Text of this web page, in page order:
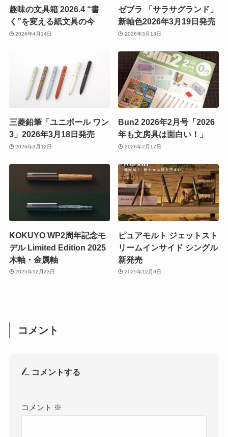
趣味の文具箱 2026.4 “書
く”を変える紙文具の今
2026年4月14日
ゼブラ 「サラサグランド」
新軸色2026年3月19日発売
2026年3月13日
三菱鉛筆「ユニボール ワン
3」2026年3月18日発売
2026年3月12日
Bun2 2026年2月号「2026
年も文房具は面白い！」
2026年2月17日
KOKUYO WP2周年記念モ
デル Limited Edition 2025
木軸・金属軸
2025年12月23日
ピュアモルト ジェットスト
リームインサイド シングル
新発売
2025年12月9日
コメント
コメントする
コメント ※